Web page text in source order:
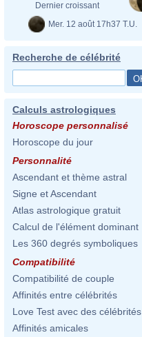
Dernier croissant
Mer. 12 août 17h37 T.U.
Recherche de célébrité
Calculs astrologiques
Horoscope personnalisé
Horoscope du jour
Personnalité
Ascendant et thème astral
Signe et Ascendant
Atlas astrologique gratuit
Calcul de l'élément dominant
Les 360 degrés symboliques
Compatibilité
Compatibilité de couple
Affinités entre célébrités
Love Test avec des célébrités
Affinités amicales